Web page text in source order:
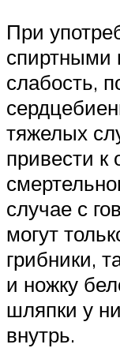
При
спиртными
слабость,
тяжелых
привести к
случае с
могут
грибники,
и ножку
шляпки у
внутрь.